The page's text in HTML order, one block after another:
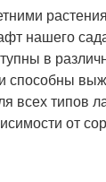
нашего
в
способны
всех
от